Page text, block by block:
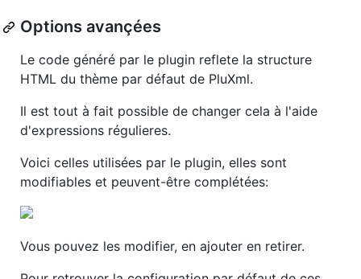
Options avançées
Le code généré par le plugin reflete la structure
HTML du thème par défaut de PluXml.
Il est tout à fait possible de changer cela à l'aide
d'expressions régulieres.
Voici celles utilisées par le plugin, elles sont
modifiables et peuvent-être complétées:
Vous pouvez les modifier, en ajouter en retirer.